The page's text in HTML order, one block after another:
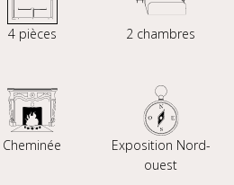
4 pièces 2 chambres
Cheminée
Exposition Nord-
ouest